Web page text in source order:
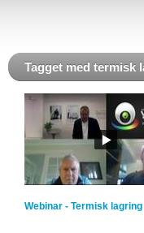
Tagget med termisk
Webinar - Termisk lagring